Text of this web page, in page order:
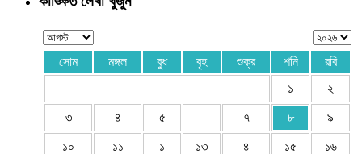
সোম মঙ্গল বুধ বৃহ শুক্র শনি
রবি
১
২
৩ ৪ ৫ ৭ ৮ ৯
১০ ১১ ১ ১৩ ৪ ১৫ ১৬